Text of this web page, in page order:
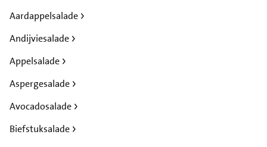
Aardappelsalade
Andijviesalade
Appelsalade
Aspergesalade
Avocadosalade
Biefstuksalade